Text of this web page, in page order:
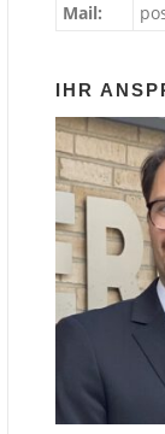
Mail:
IHR